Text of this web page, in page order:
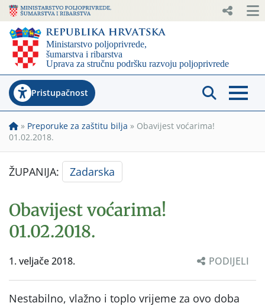
Pristupačnost
» Preporuke za zaštitu bilja » Obavijest voćarima!
01.02.2018.
ŽUPANIJA: Zadarska
Obavijest voćarima!
01.02.2018.
1. veljače 2018. PODIJELI
Nestabilno, vlažno i toplo vrijeme za ovo doba